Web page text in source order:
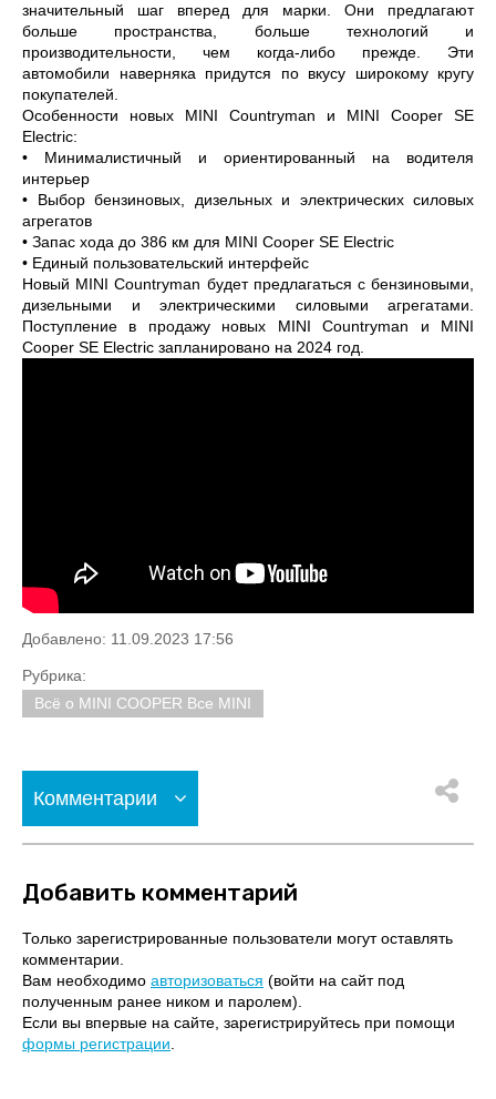
значительный шаг вперед для марки. Они предлагают
больше пространства, больше технологий и
производительности, чем когда-либо прежде. Эти
автомобили наверняка придутся по вкусу широкому кругу
покупателей.
Особенности новых MINI Countryman и MINI Cooper SE
Electric:
•
Минималистичный и ориентированный на водителя
интерьер
•
Выбор бензиновых, дизельных и электрических силовых
агрегатов
• Запас хода до 386 км для MINI Cooper SE Electric
• Единый пользовательский интерфейс
Новый MINI Countryman будет предлагаться с бензиновыми,
дизельными и электрическими силовыми агрегатами.
Поступление в продажу новых MINI Countryman и MINI
Cooper SE Electric запланировано на 2024 год.
Добавлено: 11.09.2023 17:56
Рубрика:
Всё о MINI COOPER Все MINI
Комментарии
Добавить комментарий
Только зарегистрированные пользователи могут оставлять
комментарии.
Вам необходимо авторизоваться (войти на сайт под
полученным ранее ником и паролем).
Если вы впервые на сайте, зарегистрируйтесь при помощи
формы регистрации